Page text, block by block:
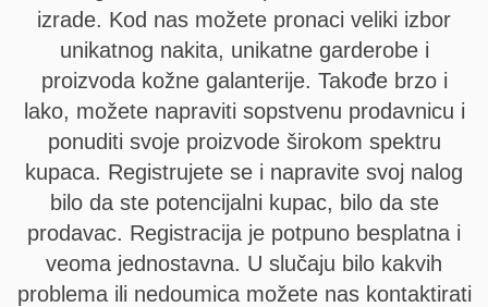
izrade. Kod nas možete pronaci veliki izbor
unikatnog nakita, unikatne garderobe i
proizvoda kožne galanterije. Takođe brzo i
lako, možete napraviti sopstvenu prodavnicu i
ponuditi svoje proizvode širokom spektru
kupaca. Registrujete se i napravite svoj nalog
bilo da ste potencijalni kupac, bilo da ste
prodavac. Registracija je potpuno besplatna i
veoma jednostavna. U slučaju bilo kakvih
problema ili nedoumica možete nas kontaktirati